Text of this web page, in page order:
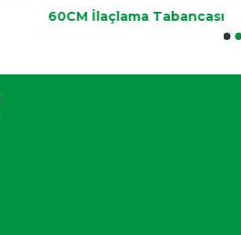
60CM İlaçlama Tabancası